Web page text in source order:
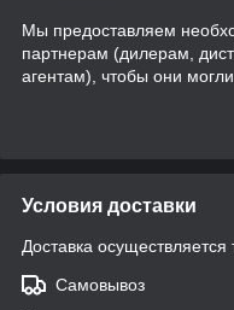
Мы предоставляем
партнерам (дилерам,
агентам), чтобы они
Условия доставки
Доставка осуществляется
Самовывоз